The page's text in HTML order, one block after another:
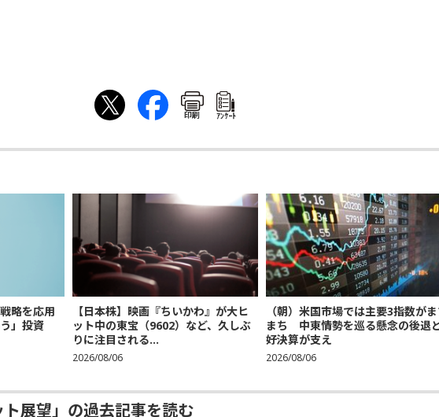
印刷 ｱﾝｹｰﾄ
略を応用
」投資
【日本株】映画『ちいかわ』が大ヒ
ット中の東宝（9602）など、久しぶ
りに注目される...
2026/08/06
（朝）米国市場では主要3指数がま
まち 中東情勢を巡る懸念の後退
好決算が支え
2026/08/06
ト展望」の過去記事を読む